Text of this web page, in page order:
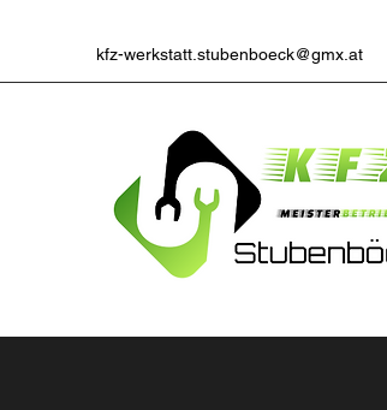
kfz-werkstatt.stubenboeck@gmx.at